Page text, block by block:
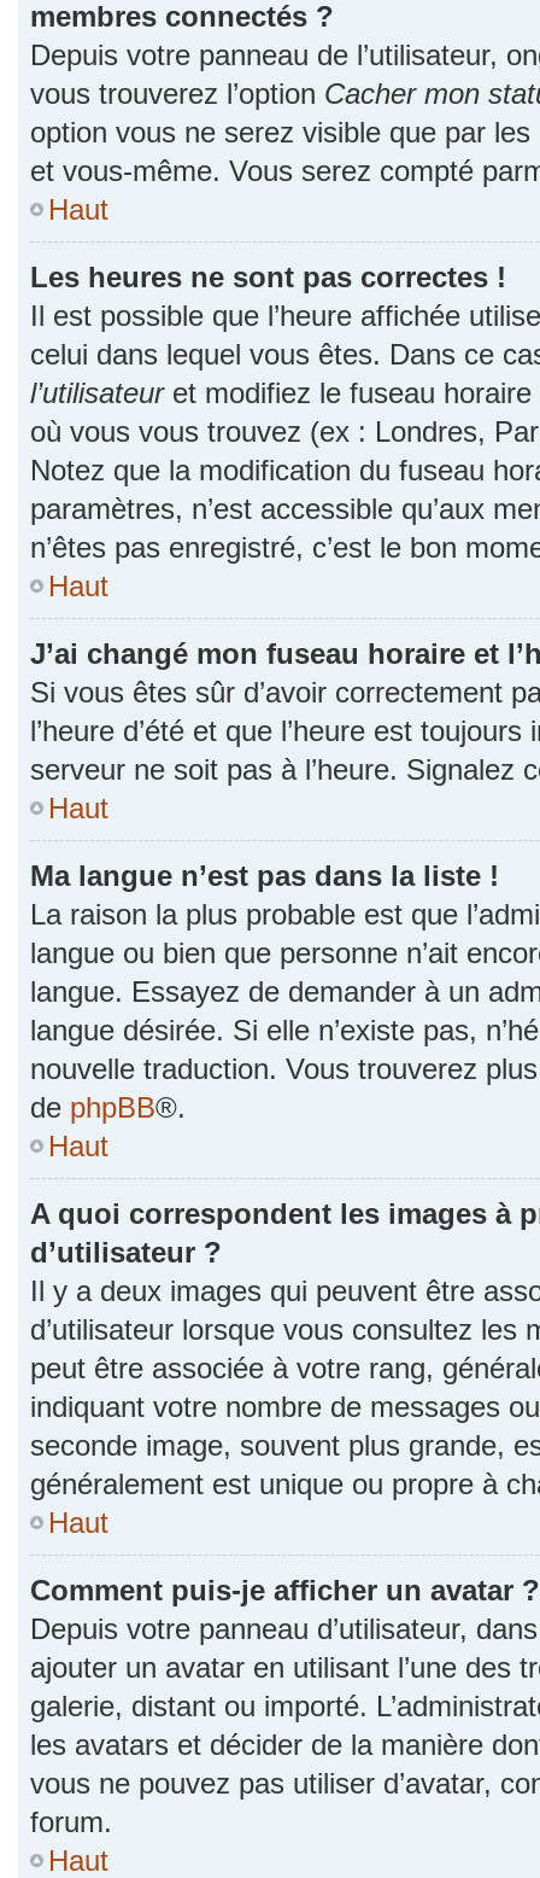
membres connectés ?
Depuis votre panneau de l’utilisateur,
vous trouverez l’option Cacher mon
option vous ne serez visible que par
et vous-même. Vous serez compté
Haut
Les heures ne sont pas correctes !
Il est possible que l’heure affichée
celui dans lequel vous êtes. Dans ce
l’utilisateuret modifiez le fuseau horaire
où vous vous trouvez (ex : Londres,
Notez que la modification du fuseau
paramètres, n’est accessible qu’aux
n’êtes pas enregistré, c’est le bon
Haut
J’ai changé mon fuseau horaire et
Si vous êtes sûr d’avoir correctement
l’heure d’été et que l’heure est
serveur ne soit pas à l’heure. Signalez
Haut
Ma langue n’est pas dans la liste !
La raison la plus probable est que
langue ou bien que personne n’ait
langue. Essayez de demander à un
langue désirée. Si elle n’existe pas,
nouvelle traduction. Vous trouverez
de phpBB®.
Haut
A quoi correspondent les images à
d’utilisateur ?
Il y a deux images qui peuvent être
d’utilisateur lorsque vous consultez les
peut être associée à votre rang,
indiquant votre nombre de messages
seconde image, souvent plus grande,
généralement est unique ou propre à
Haut
Comment puis-je afficher un avatar ?
Depuis votre panneau d’utilisateur,
ajouter un avatar en utilisant l’une des
galerie, distant ou importé.
les avatars et décider de la manière
vous ne pouvez pas utiliser d’avatar,
forum.
Haut